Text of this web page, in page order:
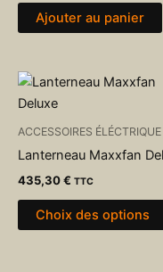
Ajouter au panier
ACCESSOIRES ÉLÉCTRIQUE
Lanterneau Maxxfan
435,30€ TTC
Choix des options